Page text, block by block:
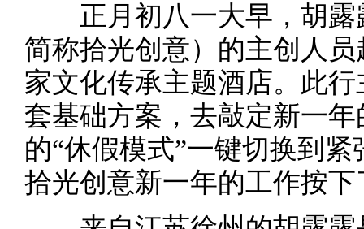
正月初八一大早，胡露
简称拾光创意）的主创人
家文化传承主题酒店。此
套基础方案，去敲定新一
的“休假模式”一键切换到
拾光创意新一年的工作按